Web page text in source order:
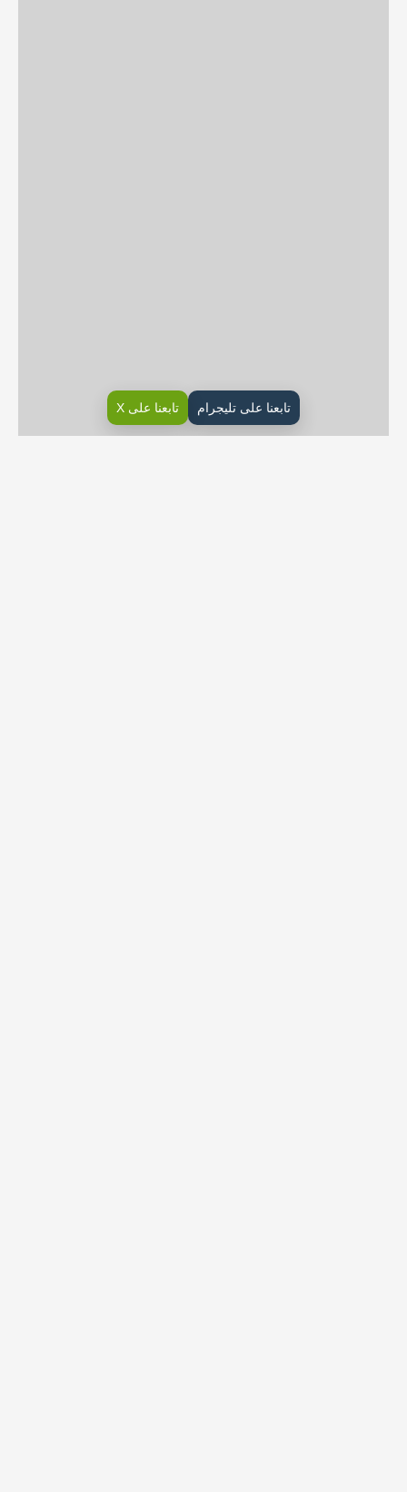
تابعنا على تليجرام تابعنا على X